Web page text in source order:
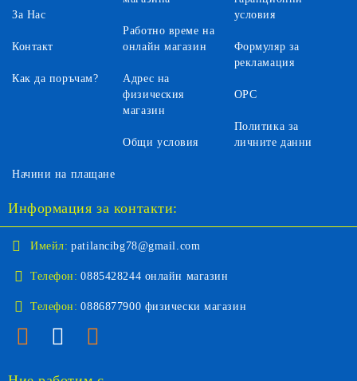
За Нас
Контакт
Как да поръчам?
Работно време на
онлайн магазин
Адрес на
физическия
магазин
Общи условия
условия
Формуляр за
рекламация
ОРС
Политика за
личните данни
Начини на плащане
Информация за контакти:
Имейл: patilancibg78@gmail.com
Телефон: 0885428244 онлайн магазин
Телефон: 0886877900 физически магазин